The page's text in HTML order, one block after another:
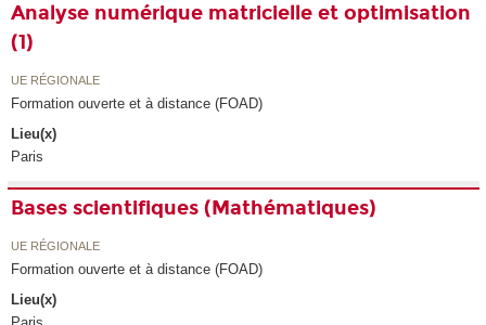
Analyse numérique matricielle et optimisation
(1)
UE RÉGIONALE
Formation ouverte et à distance (FOAD)
Lieu(x)
Paris
Bases scientifiques (Mathématiques)
UE RÉGIONALE
Formation ouverte et à distance (FOAD)
Lieu(x)